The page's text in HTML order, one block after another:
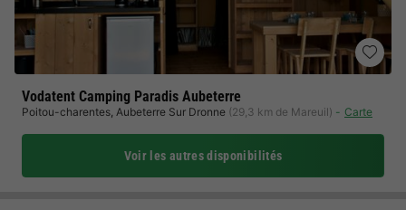
Vodatent Camping Paradis Aubeterre
Poitou-charentes, Aubeterre Sur Dronne (29,3 km de Mareuil) Carte
Voir les autres disponibilités